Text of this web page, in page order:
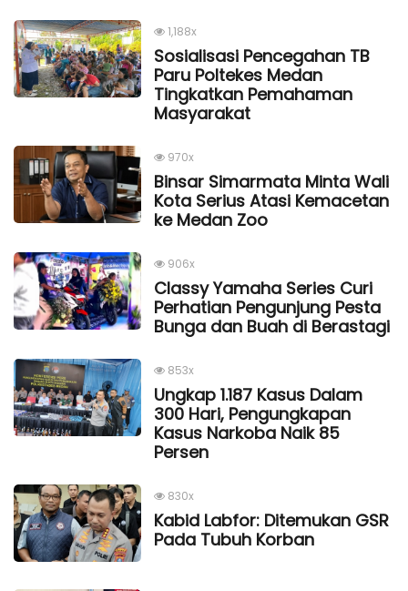
1,188x
Sosialisasi Pencegahan TB
Paru Poltekes Medan
Tingkatkan Pemahaman
Masyarakat
970x
Binsar Simarmata Minta Wali
Kota Serius Atasi Kemacetan
ke Medan Zoo
906x
Classy Yamaha Series Curi
Perhatian Pengunjung Pesta
Bunga dan Buah di Berastagi
853x
Ungkap 1.187 Kasus Dalam
300 Hari, Pengungkapan
Kasus Narkoba Naik 85
Persen
830x
Kabid Labfor: Ditemukan GSR
Pada Tubuh Korban